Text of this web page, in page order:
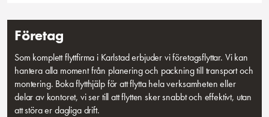
Företag
Som komplett flyttfirma i Karlstad erbjuder vi företagsflyttar. Vi kan
hantera alla moment från planering och packning till transport och
montering. Boka flytthjälp för att flytta hela verksamheten eller
delar av kontoret, vi ser till att flytten sker snabbt och effektivt, utan
att störa er dagliga drift.